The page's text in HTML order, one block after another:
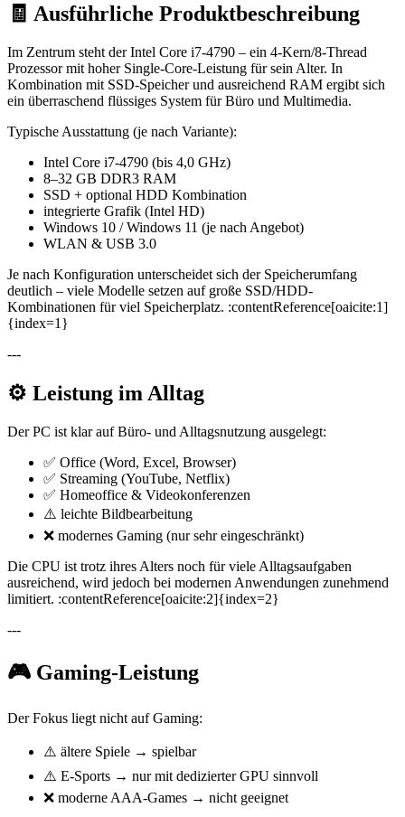
🧾 Ausführliche Produktbeschreibung
Im Zentrum steht der Intel Core i7-4790 – ein 4-Kern/8-Thread
Prozessor mit hoher Single-Core-Leistung für sein Alter. In
Kombination mit SSD-Speicher und ausreichend RAM ergibt sich
ein überraschend flüssiges System für Büro und Multimedia.
Typische Ausstattung (je nach Variante):
Intel Core i7-4790 (bis 4,0 GHz)
8–32 GB DDR3 RAM
SSD + optional HDD Kombination
integrierte Grafik (Intel HD)
Windows 10 / Windows 11 (je nach Angebot)
WLAN & USB 3.0
Je nach Konfiguration unterscheidet sich der Speicherumfang
deutlich – viele Modelle setzen auf große SSD/HDD-
Kombinationen für viel Speicherplatz. :contentReference[oaicite:1]
{index=1}
---
⚙️ Leistung im Alltag
Der PC ist klar auf Büro- und Alltagsnutzung ausgelegt:
✅ Office (Word, Excel, Browser)
✅ Streaming (YouTube, Netflix)
✅ Homeoffice & Videokonferenzen
⚠️ leichte Bildbearbeitung
❌ modernes Gaming (nur sehr eingeschränkt)
Die CPU ist trotz ihres Alters noch für viele Alltagsaufgaben
ausreichend, wird jedoch bei modernen Anwendungen zunehmend
limitiert. :contentReference[oaicite:2]{index=2}
---
🎮 Gaming-Leistung
Der Fokus liegt nicht auf Gaming:
⚠️ ältere Spiele → spielbar
⚠️ E-Sports → nur mit dedizierter GPU sinnvoll
❌ moderne AAA-Games → nicht geeignet